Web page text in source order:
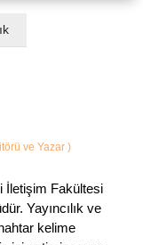
ve Yazar )
İletişim Fakültesi
Yayıncılık ve
kelime